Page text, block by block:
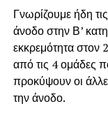
Γνωρίζουμε ήδη
άνοδο στην Β’
εκκρεμότητα στον
από τις 4 ομάδες
προκύψουν οι
την άνοδο.